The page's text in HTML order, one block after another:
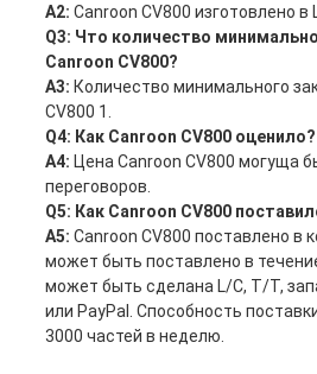
A2: Canroon CV800 изготовлено
Q3: Что количество
Canroon CV800?
A3: Количество минимального
CV800 1.
Q4: Как Canroon CV800 оценило?
A4: Цена Canroon CV800 могуща
переговоров.
Q5: Как Canroon CV800
A5: Canroon CV800 поставлено в
может быть поставлено в
может быть сделана L/C, T/T,
или PayPal. Способность
3000 частей в неделю.